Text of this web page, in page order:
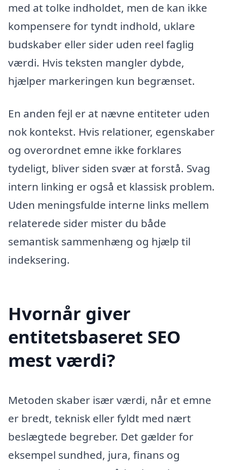
med at tolke indholdet, men de kan ikke
kompensere for tyndt indhold, uklare
budskaber eller sider uden reel faglig
værdi. Hvis teksten mangler dybde,
hjælper markeringen kun begrænset.
En anden fejl er at nævne entiteter uden
nok kontekst. Hvis relationer, egenskaber
og overordnet emne ikke forklares
tydeligt, bliver siden svær at forstå. Svag
intern linking er også et klassisk problem.
Uden meningsfulde interne links mellem
relaterede sider mister du både
semantisk sammenhæng og hjælp til
indeksering.
Hvornår giver
entitetsbaseret SEO
mest værdi?
Metoden skaber især værdi, når et emne
er bredt, teknisk eller fyldt med nært
beslægtede begreber. Det gælder for
eksempel sundhed, jura, finans og